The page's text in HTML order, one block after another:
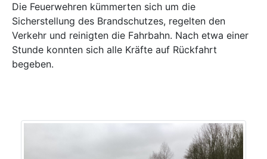
Die Feuerwehren kümmerten sich um die
Sicherstellung des Brandschutzes, regelten den
Verkehr und reinigten die Fahrbahn. Nach etwa einer
Stunde konnten sich alle Kräfte auf Rückfahrt
begeben.